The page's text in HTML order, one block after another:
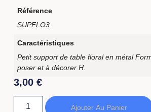
Référence
SUPFLO3
Caractéristiques
Petit support de table floral en métal
poser et à décorer H.
3,00 €
Ajouter Au Panier